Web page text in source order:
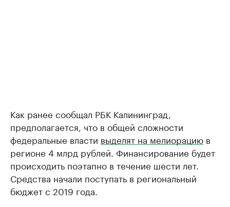
Как ранее сообщал РБК Калининград,
предполагается, что в общей сложности
федеральные власти выделят на мелиорацию в
регионе 4 млрд рублей. Финансирование будет
происходить поэтапно в течение шести лет.
Средства начали поступать в региональный
бюджет с 2019 года.